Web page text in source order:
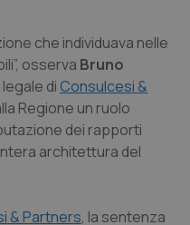
Bolzano
Trento
che individuava nelle
osserva Bruno
di Consulcesi &
Regione un ruolo
dei rapporti
architettura del
& Partners, la sentenza